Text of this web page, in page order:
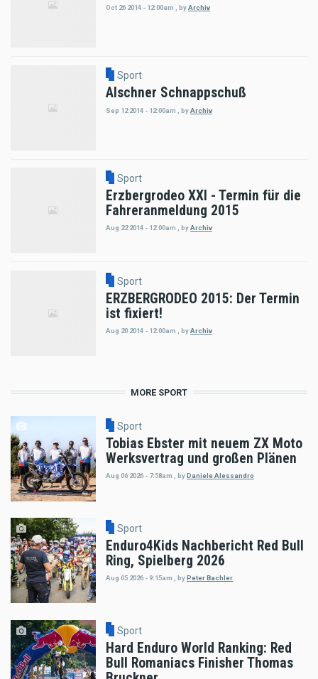
Oct 26 2014 - 12:00am byArchiv
Sport
Alschner Schnappschuß
Sep 12 2014 - 12:00am byArchiv
Sport
Erzbergrodeo XXI - Termin für die
Fahreranmeldung 2015
Aug 22 2014 - 12:00am , byArchiv
Sport
ERZBERGRODEO 2015: Der Termin
ist fixiert!
Aug 20 2014 - 12:00am byArchiv
MORE SPORT
Sport
Tobias Ebster mit neuem ZX Moto
Werksvertrag und großen Plänen
Aug 06 2026 - 7:58am , by Daniele Alessandro
Sport
Enduro4Kids Nachbericht Red Bull
Ring, Spielberg 2026
Aug 05 2026 - 9:15am byPeter Bachler
Sport
Hard Enduro World Ranking: Red
Bull Romaniacs Finisher Thomas